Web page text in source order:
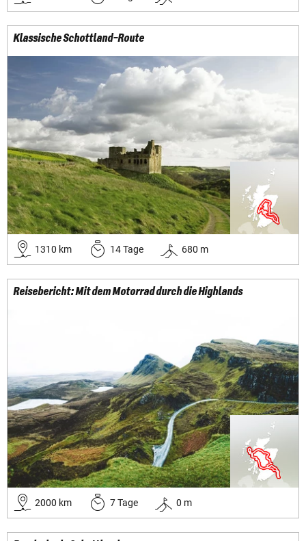
Klassische Schottland-Route
1310 km 14Tage 680 m
Reisebericht: Mit dem Motorrad durch die Highlands
2000 km 7Tage 0 m